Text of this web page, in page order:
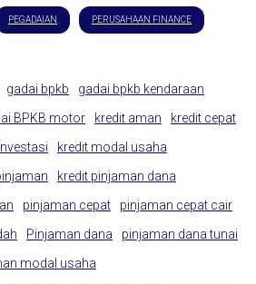
PEGADAIAN PERUSAHAAN FINANCE
gadai bpkb
gadai bpkb kendaraan
BPKB motor kredit aman
kredit cepat
kredit modal usaha
kredit pinjaman dana
pinjaman cepat
pinjaman cepat cair
Pinjaman dana
pinjaman dana tunai
modal usaha